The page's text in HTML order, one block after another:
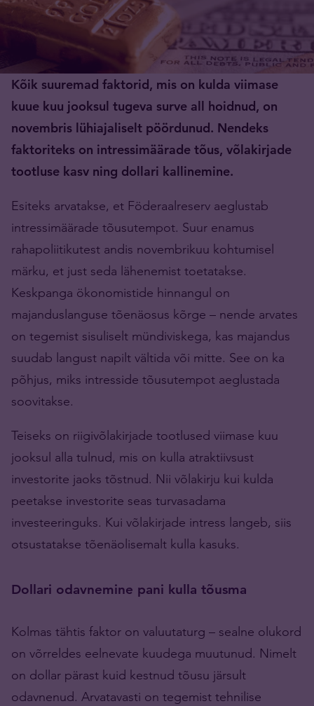
Kõik suuremad faktorid, mis on kulda viimase
kuue kuu jooksul tugeva surve all hoidnud, on
novembris lühiajaliselt pöördunud. Nendeks
faktoriteks on intressimäärade tõus, võlakirjade
tootluse kasv ning dollari kallinemine.
Esiteks arvatakse, et Föderaalreserv aeglustab
intressimäärade tõusutempot. Suur enamus
rahapoliitikutest andis novembrikuu kohtumisel
märku, et just seda lähenemist toetatakse.
Keskpanga ökonomistide hinnangul on
majanduslanguse tõenäosus kõrge – nende arvates
on tegemist sisuliselt mündiviskega, kas majandus
suudab langust napilt vältida või mitte. See on ka
põhjus, miks intresside tõusutempot aeglustada
soovitakse.
Teiseks on riigivõlakirjade tootlused viimase kuu
jooksul alla tulnud, mis on kulla atraktiivsust
investorite jaoks tõstnud. Nii võlakirju kui kulda
peetakse investorite seas turvasadama
investeeringuks. Kui võlakirjade intress langeb, siis
otsustatakse tõenäolisemalt kulla kasuks.
Dollari odavnemine pani kulla tõusma
Kolmas tähtis faktor on valuutaturg – sealne olukord
on võrreldes eelnevate kuudega muutunud. Nimelt
on dollar pärast kuid kestnud tõusu järsult
odavnenud. Arvatavasti on tegemist tehnilise